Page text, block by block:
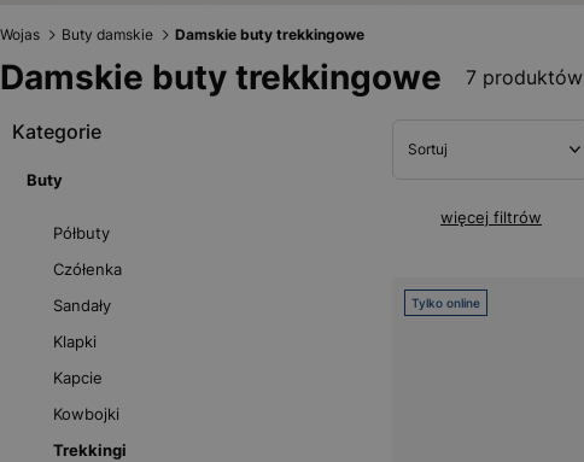
Wojas Buty damskie Damskie buty trekkingowe
Damskie buty trekkingowe 7 produktów
Kategorie
Buty
Półbuty
Czółenka
Sandały
Klapki
Kapcie
Kowbojki
Trekkingi
Sortuj
więcej filtrów
Tylko online